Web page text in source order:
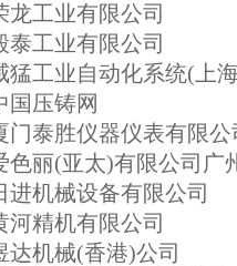
龙工业有限公司
泰工业有限公司
猛工业自动化系统(上
国压铸网
门泰胜仪器仪表有限公
色丽(亚太)有限公司广
进机械设备有限公司
河精机有限公司
达机械(香港)公司